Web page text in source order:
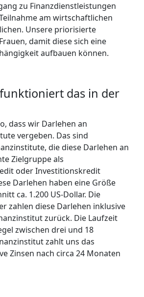
zu Finanzdienstleistungen
am wirtschaftlichen
Unsere priorisierte
damit diese sich eine
aufbauen können.
das in der
dass wir Darlehen an
vergeben. Das sind
die diese Darlehen an
Zielgruppe als
oder Investitionskredit
Darlehen haben eine Größe
ca. 1.200 US-Dollar. Die
zahlen diese Darlehen inklusive
zurück. Die Laufzeit
zwischen drei und 18
zahlt uns das
Zinsen nach circa 24 Monaten